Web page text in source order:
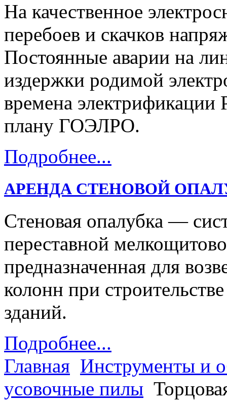
На качественное
перебоев и скачков
Постоянные аварии на
издержки родимой
времена электрификации
плану ГОЭЛРО.
Подробнее...
АРЕНДА СТЕНОВОЙ
Cтеновая опалубка —
переставной
предназначенная для
колонн при
зданий.
Подробнее...
Главная Инструменты и
усовочные пилы